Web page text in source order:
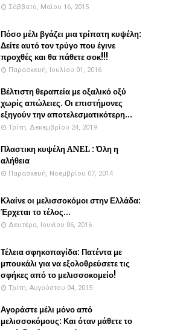
Σάββατο, Μαΐου 16, 2015
Πόσο μέλι βγάζει μια τρίπατη κυψέλη:
Δείτε αυτό τον τρύγο που έγινε
προχθές και θα πάθετε σοκ!!!
Παρασκευή, Ιουλίου 01, 2016
Βέλτιστη θεραπεία με οξαλικό οξύ
χωρίς απώλειες. Οι επιστήμονες
εξηγούν την αποτελεσματικότερη...
Τρίτη, Δεκεμβρίου 24, 2019
Πλαστικη κυψέλη ANEL : Όλη η
αλήθεια
Παρασκευή, Νοεμβρίου 07, 2014
Κλαίνε οι μελισσοκόμοι στην Ελλάδα:
Έρχεται το τέλος...
Δευτέρα, Ιουνίου 06, 2016
Τέλεια σφηκοπαγίδα: Πατέντα με
μπουκάλι για να εξολοθρεύσετε τις
σφήκες από το μελισσοκομείο!
Τρίτη, Αυγούστου 04, 2015
Αγοράστε μέλι μόνο από
μελισσοκόμους: Και όταν μάθετε το